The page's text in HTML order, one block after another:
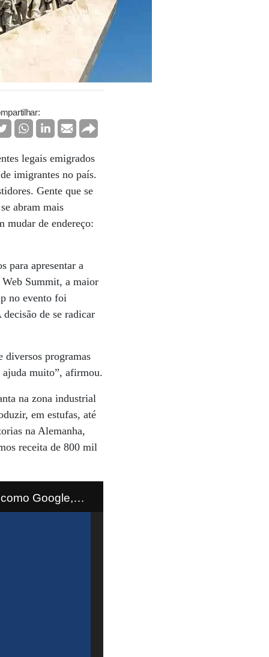
legais emigrados
imigrantes no país.
Gente que se
abram mais
mudar de endereço:
para apresentar a
Summit, a maior
no evento foi
de se radicar
diversos programas
muito”, afirmou.
na zona industrial
em estufas, até
na Alemanha,
receita de 800 mil
Google,